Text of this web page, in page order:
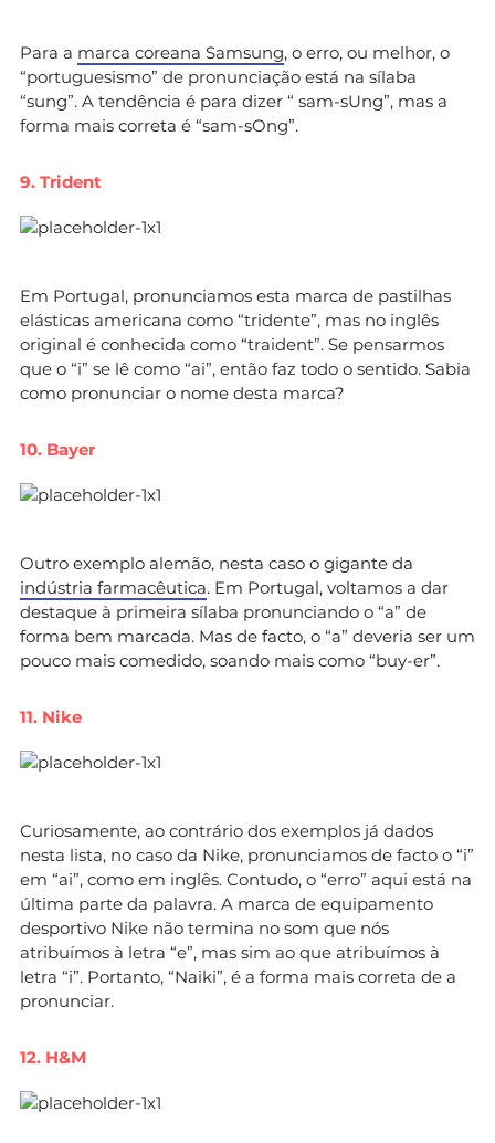
Para a marca coreana Samsung, o erro, ou melhor, o
“portuguesismo” de pronunciação está na sílaba
“sung”. A tendência é para dizer “ sam-sUng”, mas a
forma mais correta é “sam-sOng”.
9. Trident
Em Portugal, pronunciamos esta marca de pastilhas
elásticas americana como “tridente”, mas no inglês
original é conhecida como “traident”. Se pensarmos
que o “i” se lê como “ai”, então faz todo o sentido. Sabia
como pronunciar o nome desta marca?
10. Bayer
Outro exemplo alemão, nesta caso o gigante da
indústria farmacêutica. Em Portugal, voltamos a dar
destaque à primeira sílaba pronunciando o “a” de
forma bem marcada. Mas de facto, o “a” deveria ser um
pouco mais comedido, soando mais como “buy-er”.
11. Nike
Curiosamente, ao contrário dos exemplos já dados
nesta lista, no caso da Nike, pronunciamos de facto o “i”
em “ai”, como em inglês. Contudo, o “erro” aqui está na
última parte da palavra. A marca de equipamento
desportivo Nike não termina no som que nós
atribuímos à letra “e”, mas sim ao que atribuímos à
letra “i”. Portanto, “Naiki”, é a forma mais correta de a
pronunciar.
12. H&M